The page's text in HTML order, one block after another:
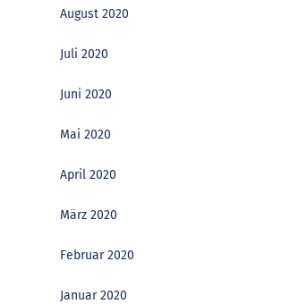
August 2020
Juli 2020
Juni 2020
Mai 2020
April 2020
März 2020
Februar 2020
Januar 2020